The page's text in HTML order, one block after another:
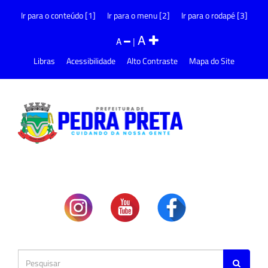
Ir para o conteúdo [1] Ir para o menu [2] Ir para o rodapé [3]
A |A
Libras Acessibilidade Alto Contraste Mapa do Site